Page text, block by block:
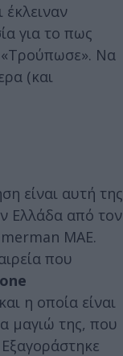
για το πως
«Τρούπωσε». Να
(και
είναι αυτή της
Ελλάδα από τον
ΜΑΕ.
που
η οποία είναι
μαγιώ της, που